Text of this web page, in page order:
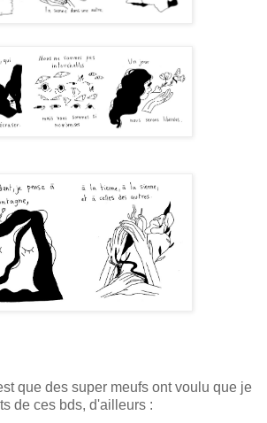
que des super meufs ont voulu que je
de ces bds, d'ailleurs :